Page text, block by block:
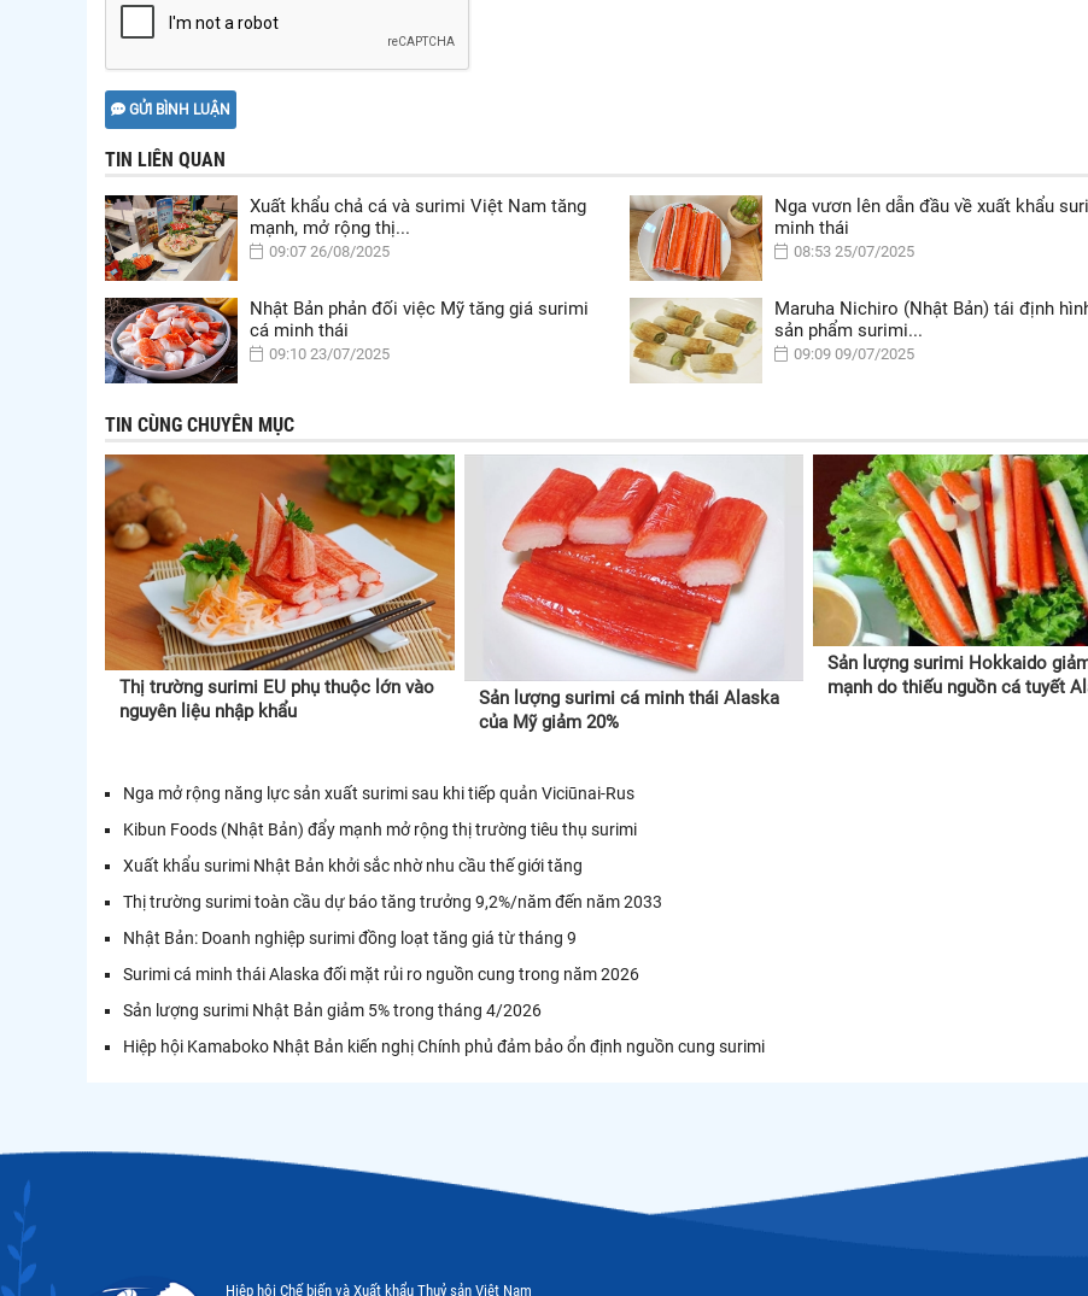
GỬI BÌNH LUẬN
TIN LIÊN QUAN
Xuất khẩu chả cá và surimi Việt Nam tăng
mạnh, mở rộng thị...
09:07 26/08/2025
Nga vươn lên dẫn đầu về xuất khẩu
minh thái
08:53 25/07/2025
Nhật Bản phản đối việc Mỹ tăng giá surimi
cá minh thái
09:10 23/07/2025
Maruha Nichiro (Nhật Bản) tái định
sản phẩm surimi...
09:09 09/07/2025
TIN CÙNG CHUYÊN MỤC
Thị trường surimi EU phụ thuộc lớn vào
nguyên liệu nhập khẩu
Sản lượng surimi cá minh thái Alaska
của Mỹ giảm 20%
Sản lượng surimi Hokkaido
mạnh do thiếu nguồn cá tuyết
Nga mở rộng năng lực sản xuất surimi sau khi tiếp quản Viciūnai-Rus
Kibun Foods (Nhật Bản) đẩy mạnh mở rộng thị trường tiêu thụ surimi
Xuất khẩu surimi Nhật Bản khởi sắc nhờ nhu cầu thế giới tăng
Thị trường surimi toàn cầu dự báo tăng trưởng 9,2%/năm đến năm 2033
Nhật Bản: Doanh nghiệp surimi đồng loạt tăng giá từ tháng 9
Surimi cá minh thái Alaska đối mặt rủi ro nguồn cung trong năm 2026
Sản lượng surimi Nhật Bản giảm 5% trong tháng 4/2026
Hiệp hội Kamaboko Nhật Bản kiến nghị Chính phủ đảm bảo ổn định nguồn cung surimi
Hiệp hội Chế biến và Xuất khẩu Thuỷ sản Việt Nam